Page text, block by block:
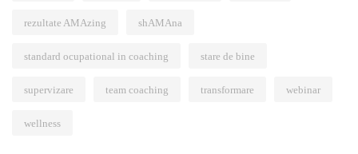
rezultate AMAzing shAMAna
standard ocupational in coaching stare de bine
supervizare team coaching transformare webinar
wellness